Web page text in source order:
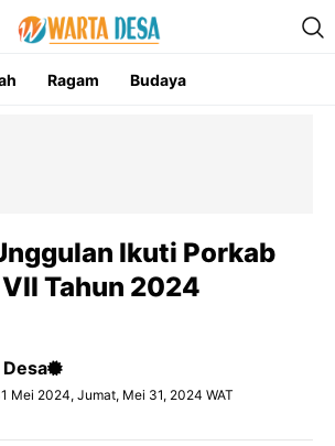
Ragam Budaya
Ikuti Porkab
Tahun 2024
Mei 2024, Jumat, Mei 31, 2024 WAT